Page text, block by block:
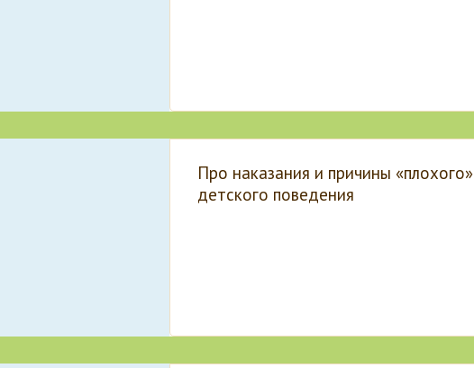
Про наказания и причины «плохого»
детского поведения